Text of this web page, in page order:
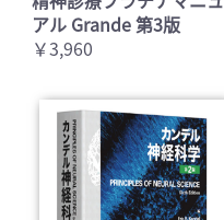
アル Grande 第3版
￥3,960